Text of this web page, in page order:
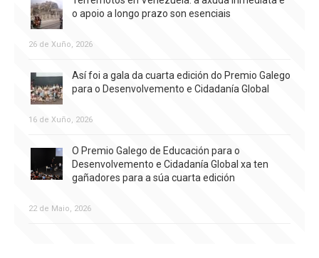
o apoio a longo prazo son esenciais
26 de Xuño, 2026
Así foi a gala da cuarta edición do Premio Galego
para o Desenvolvemento e Cidadanía Global
16 de Xuño, 2026
O Premio Galego de Educación para o
Desenvolvemento e Cidadanía Global xa ten
gañadores para a súa cuarta edición
22 de Maio, 2026